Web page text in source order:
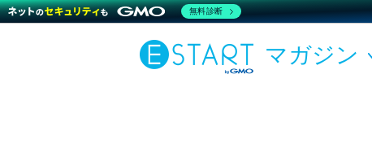
マガジン
無料診断